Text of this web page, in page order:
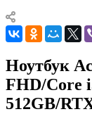
Ноутбук
FHD/Core
512GB/